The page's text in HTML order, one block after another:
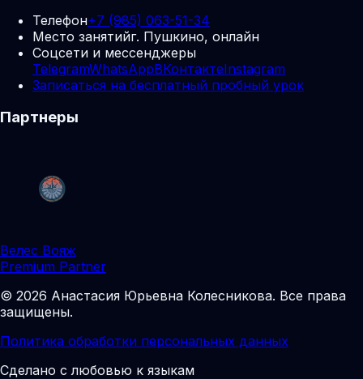
Телефон+7 (985) 063-51-34
Место занятийг. Пушкино, онлайн
Соцсети и мессенджеры
TelegramWhatsAppВКонтактеInstagram
Записаться на бесплатный пробный урок
Партнеры
Велес Вояж
Premium Partner
© 2026 Анастасия Юрьевна Колесникова. Все права
защищены.
Политика обработки персональных данных
Сделано с любовью к языкам